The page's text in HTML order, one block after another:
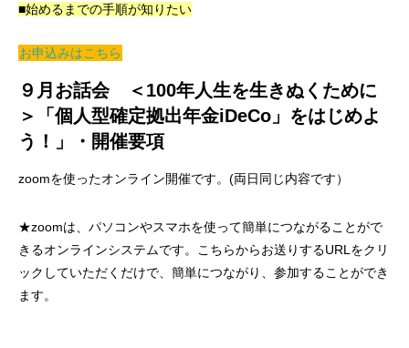
■始めるまでの手順が知りたい
お申込みはこちら
９月お話会 ＜100年人生を生きぬくために
＞「個人型確定拠出年金iDeCo」をはじめよ
う！」
・ 開催要項
zoomを使ったオンライン開催です。(両日同じ内容です）
★zoomは、パソコンやスマホを使って簡単につながることがで
きるオンラインシステムです。こちらからお送りするURLをクリ
ックしていただくだけで、簡単につながり、参加することができ
ます。